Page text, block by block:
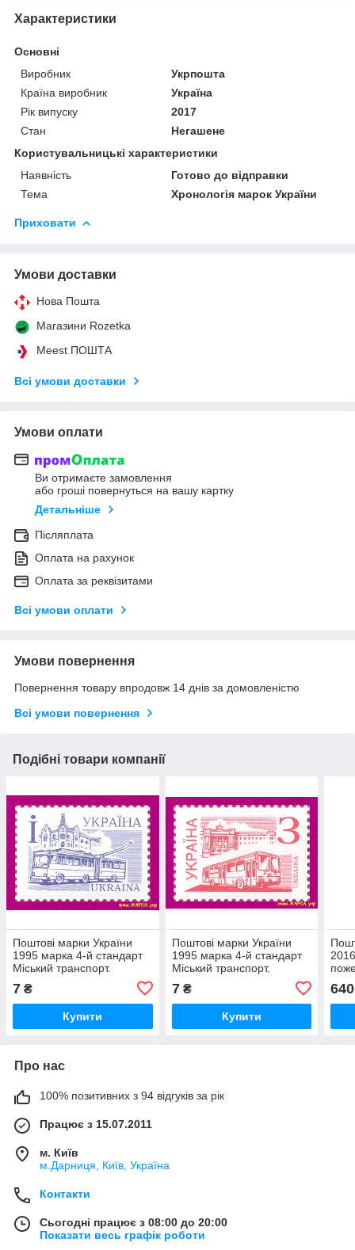
Характеристики
Основні
Виробник
Укрпошта
Країна виробник
Україна
Рік випуску
2017
Стан
Негашене
Користувальницькі характеристики
Наявність
Готово до відправки
Тема
Хронологія марок України
Приховати
Умови доставки
Нова Пошта
Магазини Rozetka
Meest ПОШТА
Всі умови доставки
Умови оплати
Ви отримаєте замовлення
або гроші повернуться на вашу картку
Детальніше
Післяплата
Оплата на рахунок
Оплата за реквізитами
Всі умови оплати
Умови повернення
Повернення товару впродовж 14 днів за домовленістю
Всі умови повернення
Подібні товари компанії
Поштові марки України
1995 марка 4-й стандарт
Міський транспорт.
7 ₴
Купити
Поштові марки України
1995 марка 4-й стандарт
Міський транспорт.
7₴
Купити
640
Про нас
100% позитивних з 94 відгуків за рік
Працює з 15.07.2011
м. Київ
м.Дарниця, Київ, Україна
Контакти
Сьогодні працює з 08:00 до 20:00
Показати весь графік роботи